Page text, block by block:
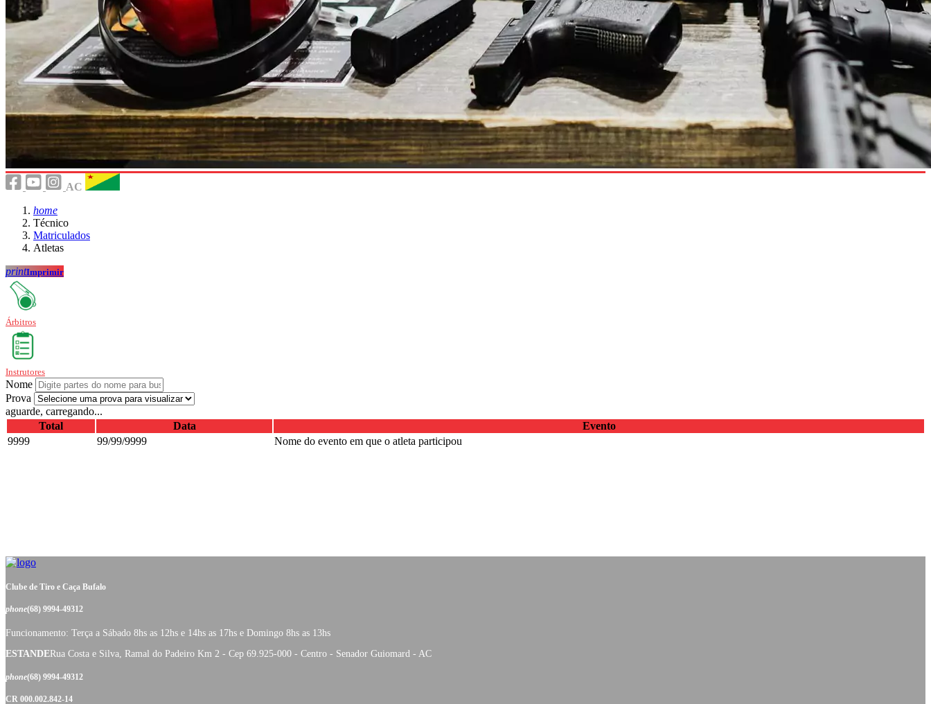
AC
home
Técnico
Matriculados
Atletas
printImprimir
Árbitros
Instrutores
Nome
Prova
aguarde, carregando...
Total
Data
Evento
9999
99/99/9999 Nome do evento em que o atleta participou
Clube de Tiro e Caça Bufalo
phone(68) 9994-49312
Funcionamento: Terça a Sábado 8hs as 12hs e 14hs as 17hs e Domingo 8hs as 13hs
ESTANDERua Costa e Silva, Ramal do Padeiro Km 2 - Cep 69.925-000 - Centro - Senador Guiomard - AC
phone(68) 9994-49312
CR 000.002.842-14